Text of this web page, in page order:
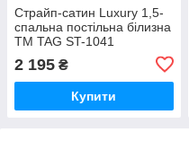
Страйп-сатин Luxury 1,5-
спальна постільна білизна
ТМ TAG ST-1041
2 195 ₴
Купити